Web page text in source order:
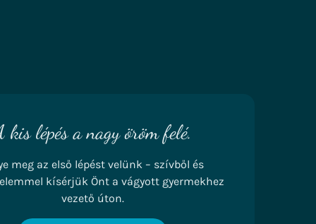
kis lépés a nagy öröm felé.
meg az első lépést velünk – szívből és
kísérjük Önt a vágyott gyermekhez
vezető úton.